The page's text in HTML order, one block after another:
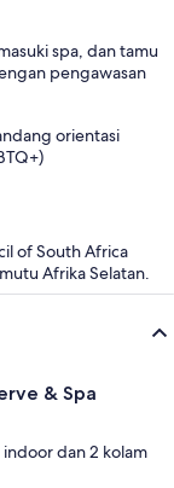
spa, dan tamu
pengawasan
orientasi
of South Africa
Afrika Selatan.
& Spa
dan 2 kolam